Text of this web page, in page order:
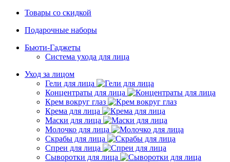
Товары со скидкой
Подарочные наборы
Бьюти-Гаджеты
Система ухода для лица
Уход за лицом
Гели для лица
Концентраты для лица
Крем вокруг глаз
Крема для лица
Маски для лица
Молочко для лица
Скрабы для лица
Спреи для лица
Сыворотки для лица